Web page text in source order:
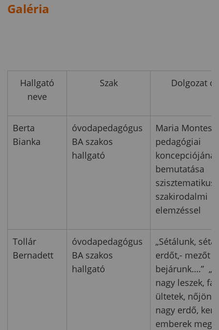
Galéria
Hallgató
neve
Szak Dolgozat
Berta
Bianka
óvodapedagógus
BA szakos
hallgató
Maria
pedagógiai
koncepciójának
bemutatása
szisztematikus
szakirodalmi
elemzéssel
Tollár
Bernadett
óvodapedagógus
BA szakos
hallgató
„Sétálunk,
erdőt,- mezőt
bejárunk….”
nagy leszek, fát
ültetek, nőjön
nagy erdő,
emberek